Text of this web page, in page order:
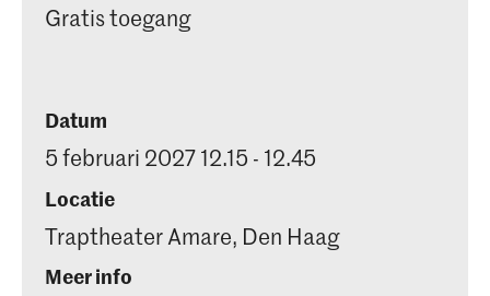
Gratis toegang
Datum
5 februari 2027 12.15 - 12.45
Locatie
Traptheater Amare, Den Haag
Meer info